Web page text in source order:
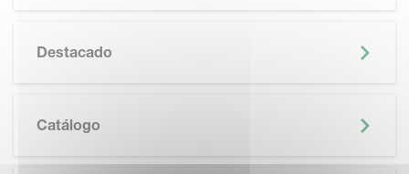
Destacado
Catálogo